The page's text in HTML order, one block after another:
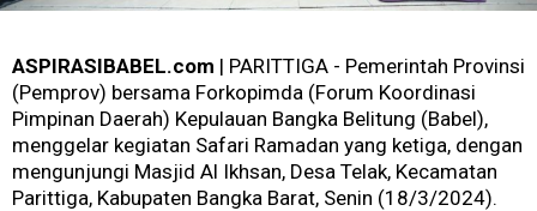
ASPIRASIBABEL.com | PARITTIGA - Pemerintah Provinsi
(Pemprov) bersama Forkopimda (Forum Koordinasi
Pimpinan Daerah) Kepulauan Bangka Belitung (Babel),
menggelar kegiatan Safari Ramadan yang ketiga, dengan
mengunjungi Masjid Al Ikhsan, Desa Telak, Kecamatan
Parittiga, Kabupaten Bangka Barat, Senin (18/3/2024).